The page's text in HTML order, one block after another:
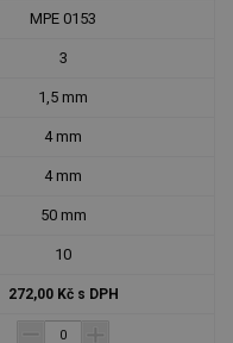
MPE 0153
3
1,5 mm
4 mm
4 mm
50 mm
10
272,00 Kč s DPH